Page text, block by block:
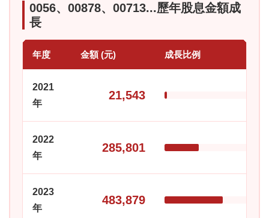
0056、00878、00713...歷年股息金額成
長
年度 金額 (元) 成長比例
2021
年
21,543
2022
年
285,801
2023
年
483,879